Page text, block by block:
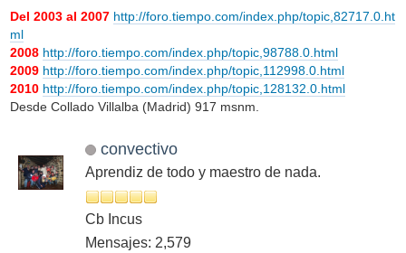
Del 2003 al 2007 http://foro.tiempo.com/index.php/topic,82717.0.ht
ml
2008 http://foro.tiempo.com/index.php/topic,98788.0.html
2009 http://foro.tiempo.com/index.php/topic,112998.0.html
2010 http://foro.tiempo.com/index.php/topic,128132.0.html
Desde Collado Villalba (Madrid) 917 msnm.
convectivo
Aprendiz de todo y maestro de nada.
Cb Incus
Mensajes: 2,579